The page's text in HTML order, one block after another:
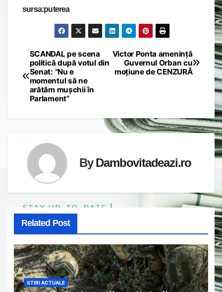
sursa:puterea
Post
navigation
Victor Ponta amenință
Guvernul Orban cu
moțiune de CENZURĂ
SCANDAL pe scena
politică după votul din
Senat: ”Nu e
momentul să ne
arătăm mușchii în
Parlament”
ByDambovitadeazi.ro
Related Post
STIRI ACTUALE